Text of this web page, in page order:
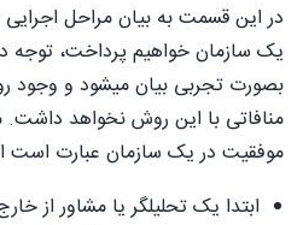
در این قسمت به بیان مراحل
یک سازمان خواهیم پرداخت، توجه
بصورت تجربی بیان میشود و وجود
منافاتی با این روش نخواهد داشت.
موفقیت در یک سازمان عبارت است
ابتدا یک تحلیلگر یا مشاور از